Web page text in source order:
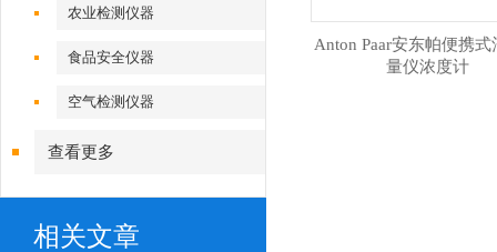
农业检测仪器
食品安全仪器
空气检测仪器
查看更多
相关文章
Anton Paar安东帕便携式
量仪浓度计